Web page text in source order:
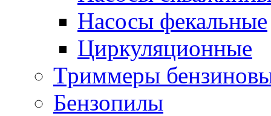
Насосы фекальные
Циркуляционные
Триммеры
Бензопилы